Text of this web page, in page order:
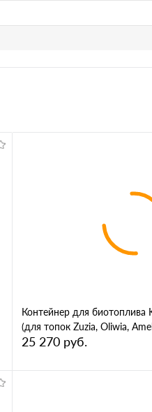
Контейнер для биотоплива
(для топок Zuzia, Oliwia,
25 270 руб.